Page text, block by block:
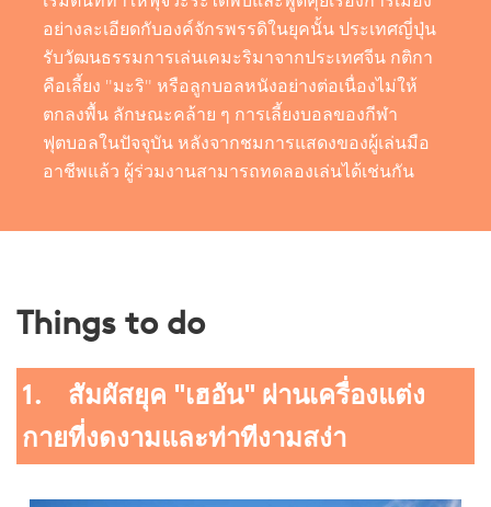
อย่างละเอียดกับองค์จักรพรรดิในยุคนั้น ประเทศญี่ปุ่น
รับวัฒนธรรมการเล่นเคมะริมาจากประเทศจีน กติกา
คือเลี้ยง "มะริ" หรือลูกบอลหนังอย่างต่อเนื่องไม่ให้
ตกลงพื้น ลักษณะคล้าย ๆ การเลี้ยงบอลของกีฬา
ฟุตบอลในปัจจุบัน หลังจากชมการแสดงของผู้เล่นมือ
อาชีพแล้ว ผู้ร่วมงานสามารถทดลองเล่นได้เช่นกัน
Things to do
1. สัมผัสยุค "เฮอัน" ผ่านเครื่องแต่ง
กายที่งดงามและท่าทีงามสง่า